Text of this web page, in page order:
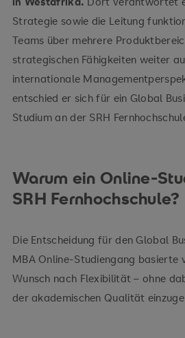
Strategie sowie die Leitung
Teams über mehrere
strategischen Fähigkeiten weiter
internationale
entschied er sich für ein Global
Studium an der SRH
Warum ein Online-
SRH Fernhochschule?
Die Entscheidung für den Global
MBA Online-Studiengang basierte
Wunsch nach Flexibilität – ohne
der akademischen Qualität